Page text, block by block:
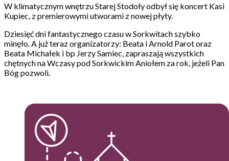
W klimatycznym wnętrzu Starej Stodoły odbył się koncert Kasi
Kupiec, z premierowymi utworami z nowej płyty.
Dziesięć dni fantastycznego czasu w Sorkwitach szybko
minęło. A już teraz organizatorzy: Beata i Arnold Parot oraz
Beata Michałek i bp Jerzy Samiec, zapraszają wszystkich
chętnych na Wczasy pod Sorkwickim Aniołem za rok, jeżeli Pan
Bóg pozwoli.